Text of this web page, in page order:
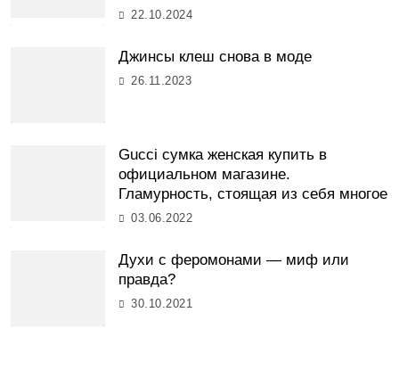
22.10.2024
Джинсы клеш снова в моде
26.11.2023
Gucci сумка женская купить в
официальном магазине.
Гламурность, стоящая из себя многое
03.06.2022
Духи с феромонами — миф или
правда?
30.10.2021